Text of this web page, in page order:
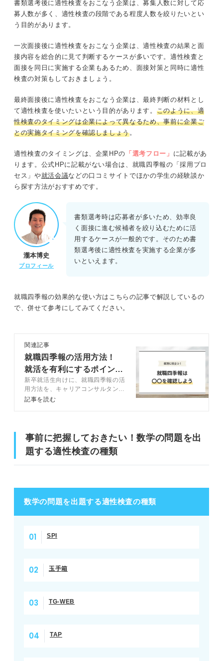
書類選考後に適性検査をおこなう企業は、募集人数に対して応
募人数が多く、適性検査の段階である程度人数を絞りたいとい
う目的があります。
一次面接後に適性検査をおこなう企業は、適性検査の結果と面
接内容を総合的に見て判断するケースが多いです。適性検査と
面接を同日に実施する企業もあるため、面接対策と同時に適性
検査の対策もしておきましょう。
最終面接後に適性検査をおこなう企業は、最終判断の材料とし
て適性検査を使いたいという目的があります。 このように、適
性検査のタイミングは企業によって異なるため、事前に企業ご
との実施タイミングを確認しましょう。
適性検査のタイミングは、企業HPの 「選考フロー」 に記載があ
ります。公式HPに記載がない場合は、就職四季報の「採用プロ
セス」や就活会議などの口コミサイトでほかの学生の経験談か
ら探す方法がおすすめです。
瀧本博史
プロフィール
書類選考時は応募者が多いため、効率良
く面接に進む候補者を絞り込むために活
用するケースが一般的です。そのため書
類選考後に適性検査を実施する企業が多
いといえます。
就職四季報の効果的な使い方はこちらの記事で解説しているの
で、併せて参考にしてみてください。
関連記事
就職四季報の活用方法！
就活を有利にするポイント
や読み方を伝授
新卒就活生向けに、就職四季報の活
用方法を、キャリアコンサルタント
とともに徹底解説します。就職四季
るのでぜひ参考にしてください。
記事を読む
事前に把握しておきたい！数学の問題を出
題する適性検査の種類
数学の問題を出題する適性検査の種類
SPI
玉手箱
TG-WEB
TAP